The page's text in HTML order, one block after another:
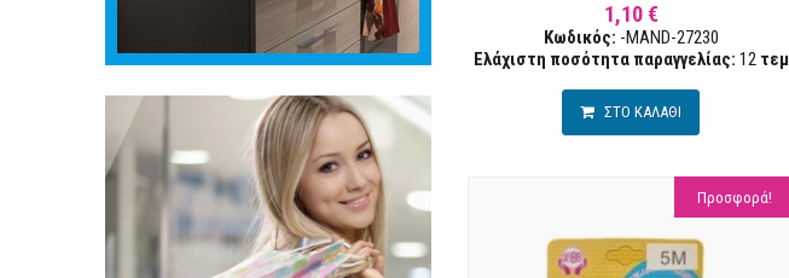
1,10 €
Κωδικός: -MAND-27230
Ελάχιστη ποσότητα παραγγελίας: 12 τεμ
ΣΤΟ ΚΑΛΑΘΙ
Προσφορά!